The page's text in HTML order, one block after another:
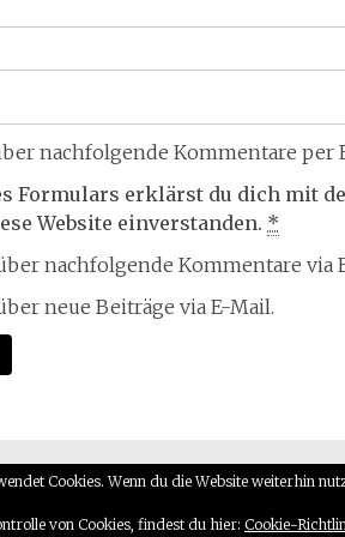
nachfolgende Kommentare per
Formulars erklärst du dich mit
Website einverstanden. *
nachfolgende Kommentare via
neue Beiträge via E-Mail.
2026Booklovers Reisen und mehr…..
Cookies. Wenn du die Website weiterhin
von Cookies, findest du hier: Cookie-